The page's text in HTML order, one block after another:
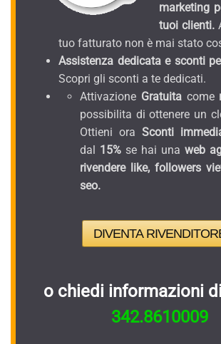
marketing
tuoi clienti.
tuo fatturato non è mai stato
Assistenza dedicata e sconti
Scopri gli sconti a te dedicati.
Attivazione Gratuitacome
possibilita di ottenere un
Ottieni ora Sconti
dal 15% se hai una web
rivendere like, followers
seo.
DIVENTA
o chiedi informazioni
342.8610009